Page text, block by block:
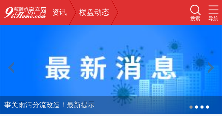
资讯 楼盘动态
搜索 导航
事关雨污分流改造！最新提示